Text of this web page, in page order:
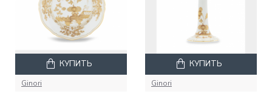
Ginori
КУПИТЬ
Ginori
КУПИТЬ